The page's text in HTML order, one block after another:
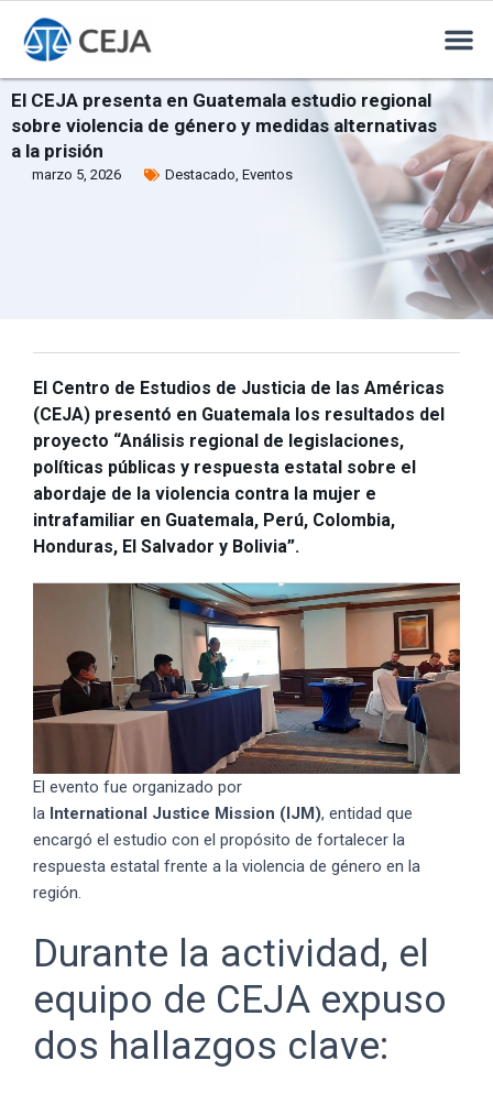
El CEJA presenta en Guatemala estudio regional
sobre violencia de género y medidas alternativas
a la prisión
marzo 5, 2026 Destacado, Eventos
El Centro de Estudios de Justicia de las Américas
(CEJA) presentó en Guatemala los resultados del
proyecto “Análisis regional de legislaciones,
políticas públicas y respuesta estatal sobre el
abordaje de la violencia contra la mujer e
intrafamiliar en Guatemala, Perú, Colombia,
Honduras, El Salvador y Bolivia”.
El evento fue organizado por
la International Justice Mission (IJM), entidad que
encargó el estudio con el propósito de fortalecer la
respuesta estatal frente a la violencia de género en la
región.
Durante la actividad, el
equipo de CEJA expuso
dos hallazgos clave: